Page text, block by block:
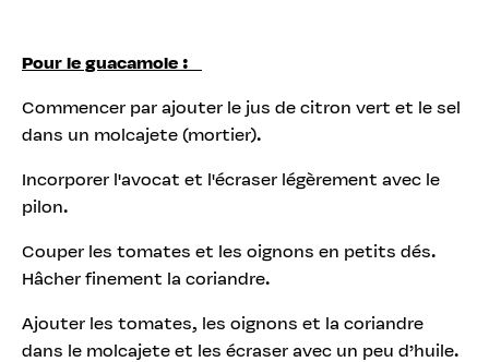
Pour le guacamole :
Commencer par ajouter le jus de citron vert et le sel
dans un molcajete (mortier).
Incorporer l'avocat et l'écraser légèrement avec le
pilon.
Couper les tomates et les oignons en petits dés.
Hâcher finement la coriandre.
Ajouter les tomates, les oignons et la coriandre
dans le molcajete et les écraser avec un peu d’huile.